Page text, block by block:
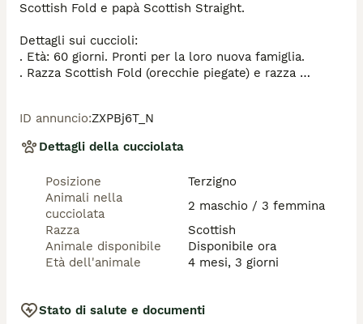
Scottish Fold e papà Scottish Straight.
Dettagli sui cuccioli:
. Età: 60 giorni. Pronti per la loro nuova famiglia.
. Razza Scottish Fold (orecchie piegate) e razza
giocherelloni.
. Educazione: già perfettamente abituati all’uso della
lettiera.
Salute e garanzie:
I gattini verranno ceduti muniti di:
• libretto sanitario
• prima vaccinazione effettuata
• Ciclo di sverminazione completato
Per info e ulteriori foto, contattare il numero 334 98
89 716 su WhatsApp.
ID annuncio:ZXPBj6T_N
Dettagli della cucciolata
Posizione
Terzigno
Animali nella
cucciolata
2 maschio / 3 femmina
Razza
Scottish
Animale disponibile
Disponibile ora
Età dell'animale
4 mesi, 3 giorni
Stato di salute e documenti